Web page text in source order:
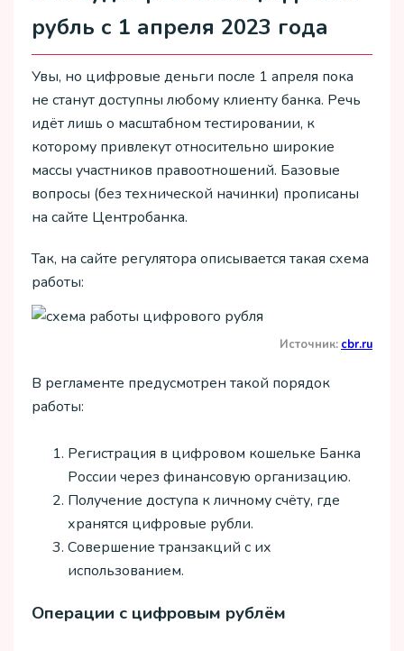
рубль с 1 апреля 2023 года
Увы, но цифровые деньги после 1 апреля пока
не станут доступны любому клиенту банка. Речь
идёт лишь о масштабном тестировании, к
которому привлекут относительно широкие
массы участников правоотношений. Базовые
вопросы (без технической начинки) прописаны
на сайте Центробанка.
Так, на сайте регулятора описывается такая схема
работы:
Источник: cbr.ru
В регламенте предусмотрен такой порядок
работы:
Регистрация в цифровом кошельке Банка
России через финансовую организацию.
Получение доступа к личному счёту, где
хранятся цифровые рубли.
Совершение транзакций с их
использованием.
Операции с цифровым рублём